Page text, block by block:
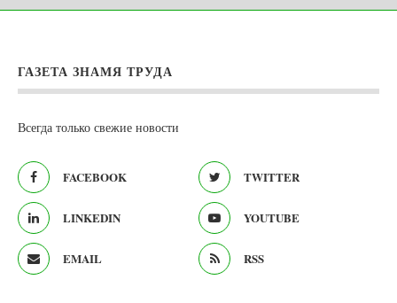
ГАЗЕТА ЗНАМЯ ТРУДА
Всегда только свежие новости
FACEBOOK TWITTER
LINKEDIN YOUTUBE
EMAIL RSS